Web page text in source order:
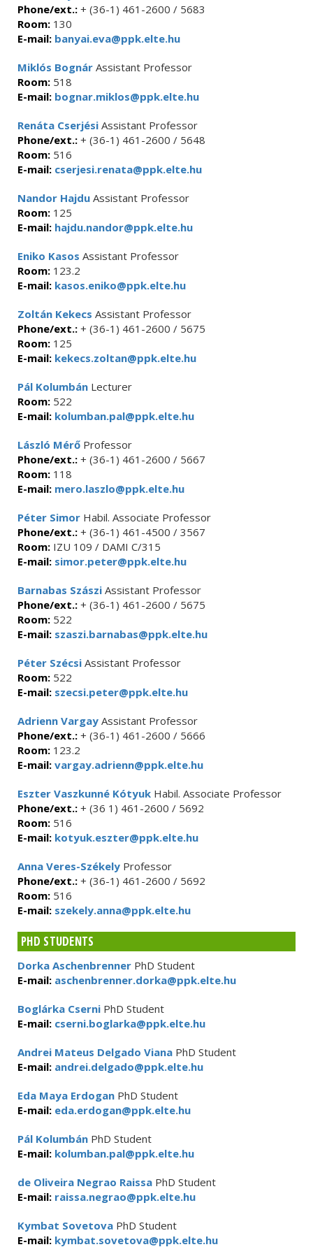
Phone/ext.: + (36-1) 461-2600 / 5683
Room: 130
E-mail: banyai.eva@ppk.elte.hu
Miklós Bognár Assistant Professor
Room: 518
E-mail: bognar.miklos@ppk.elte.hu
Renáta Cserjési Assistant Professor
Phone/ext.: + (36-1) 461-2600 / 5648
Room: 516
E-mail: cserjesi.renata@ppk.elte.hu
Nandor Hajdu Assistant Professor
Room: 125
E-mail: hajdu.nandor@ppk.elte.hu
Eniko Kasos Assistant Professor
Room: 123.2
E-mail: kasos.eniko@ppk.elte.hu
Zoltán Kekecs Assistant Professor
Phone/ext.: + (36-1) 461-2600 / 5675
Room: 125
E-mail: kekecs.zoltan@ppk.elte.hu
Pál Kolumbán Lecturer
Room: 522
E-mail: kolumban.pal@ppk.elte.hu
László Mérő Professor
Phone/ext.: + (36-1) 461-2600 / 5667
Room: 118
E-mail: mero.laszlo@ppk.elte.hu
Péter Simor Habil. Associate Professor
Phone/ext.: + (36-1) 461-4500 / 3567
Room: IZU 109 / DAMI C/315
E-mail: simor.peter@ppk.elte.hu
Barnabas Szászi Assistant Professor
Phone/ext.: + (36-1) 461-2600 / 5675
Room: 522
E-mail: szaszi.barnabas@ppk.elte.hu
Péter Szécsi Assistant Professor
Room: 522
E-mail: szecsi.peter@ppk.elte.hu
Adrienn Vargay Assistant Professor
Phone/ext.: + (36-1) 461-2600 / 5666
Room: 123.2
E-mail: vargay.adrienn@ppk.elte.hu
Eszter Vaszkunné Kótyuk Habil. Associate Professor
Phone/ext.: + (36 1) 461-2600 / 5692
Room: 516
E-mail: kotyuk.eszter@ppk.elte.hu
Anna Veres-Székely Professor
Phone/ext.: + (36-1) 461-2600 / 5692
Room: 516
E-mail: szekely.anna@ppk.elte.hu
PHD STUDENTS
Dorka Aschenbrenner PhD Student
E-mail: aschenbrenner.dorka@ppk.elte.hu
Boglárka Cserni PhD Student
E-mail: cserni.boglarka@ppk.elte.hu
Andrei Mateus Delgado Viana PhD Student
E-mail: andrei.delgado@ppk.elte.hu
Eda Maya Erdogan PhD Student
E-mail: eda.erdogan@ppk.elte.hu
Pál Kolumbán PhD Student
E-mail: kolumban.pal@ppk.elte.hu
de Oliveira Negrao Raissa PhD Student
E-mail: raissa.negrao@ppk.elte.hu
Kymbat Sovetova PhD Student
E-mail: kymbat.sovetova@ppk.elte.hu